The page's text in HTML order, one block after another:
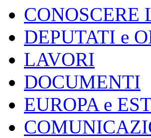
DEPUTATI e
LAVORI
DOCUMENTI
EUROPA e